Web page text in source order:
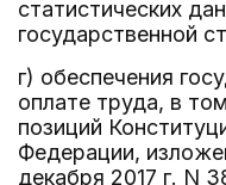
статистических
государственной
г) обеспечения
оплате труда, в
позиций
Федерации,
декабря 2017 г. N